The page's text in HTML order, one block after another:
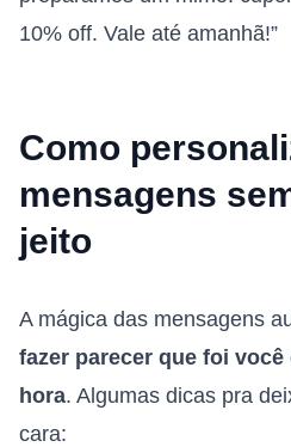
10% off. Vale até amanhã!”
Como
mensagens
jeito
A mágica das mensagens
fazer parecer que foi
hora. Algumas dicas pra
cara: